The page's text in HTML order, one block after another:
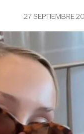
27 SEPTIEMBRE